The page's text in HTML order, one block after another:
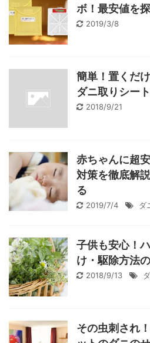
ボ！最安値を
2019/3/8
簡単！置くだ
ダニ取りシー
2018/9/21
赤ちゃんに超
対策を徹底解
る
2019/7/4 ダ
子供も安心！
け・駆除方法
2018/9/13
その虫刺され